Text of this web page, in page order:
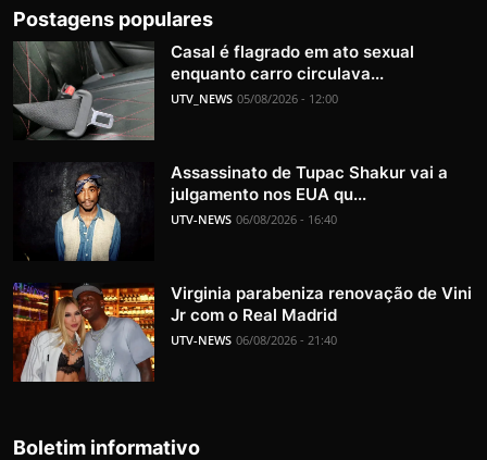
Postagens populares
Casal é flagrado em ato sexual
enquanto carro circulava...
UTV_NEWS 05/08/2026 - 12:00
Assassinato de Tupac Shakur vai a
julgamento nos EUA qu...
UTV-NEWS 06/08/2026 - 16:40
Virginia parabeniza renovação de Vini
Jr com o Real Madrid
UTV-NEWS 06/08/2026 - 21:40
Boletim informativo